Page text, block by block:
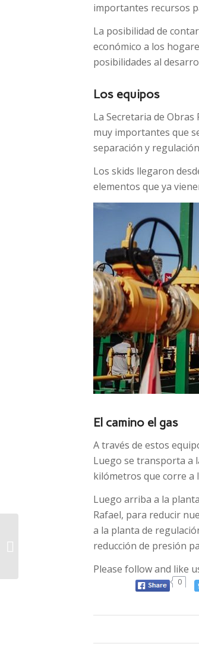
importantes recursos
La posibilidad de
económico a los
posibilidades al
Los equipos
La Secretaria de
muy importantes que
separación y
Los skids llegaron
elementos que ya
El camino el gas
A través de estos
Luego se transporta a
kilómetros que corre a
Luego arriba a la
Rafael, para reducir
a la planta de
reducción de presión
Please follow and like
0
Javier Milei participa de